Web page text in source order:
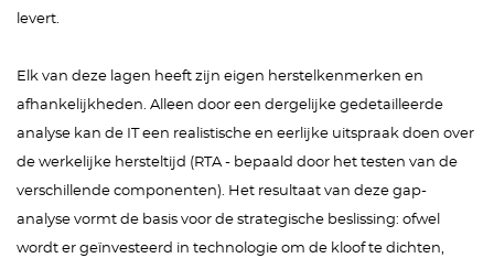
levert.
Elk van deze lagen heeft zijn eigen herstelkenmerken en
afhankelijkheden. Alleen door een dergelijke gedetailleerde
analyse kan de IT een realistische en eerlijke uitspraak doen over
de werkelijke hersteltijd (RTA - bepaald door het testen van de
verschillende componenten). Het resultaat van deze gap-
analyse vormt de basis voor de strategische beslissing: ofwel
wordt er geïnvesteerd in technologie om de kloof te dichten,